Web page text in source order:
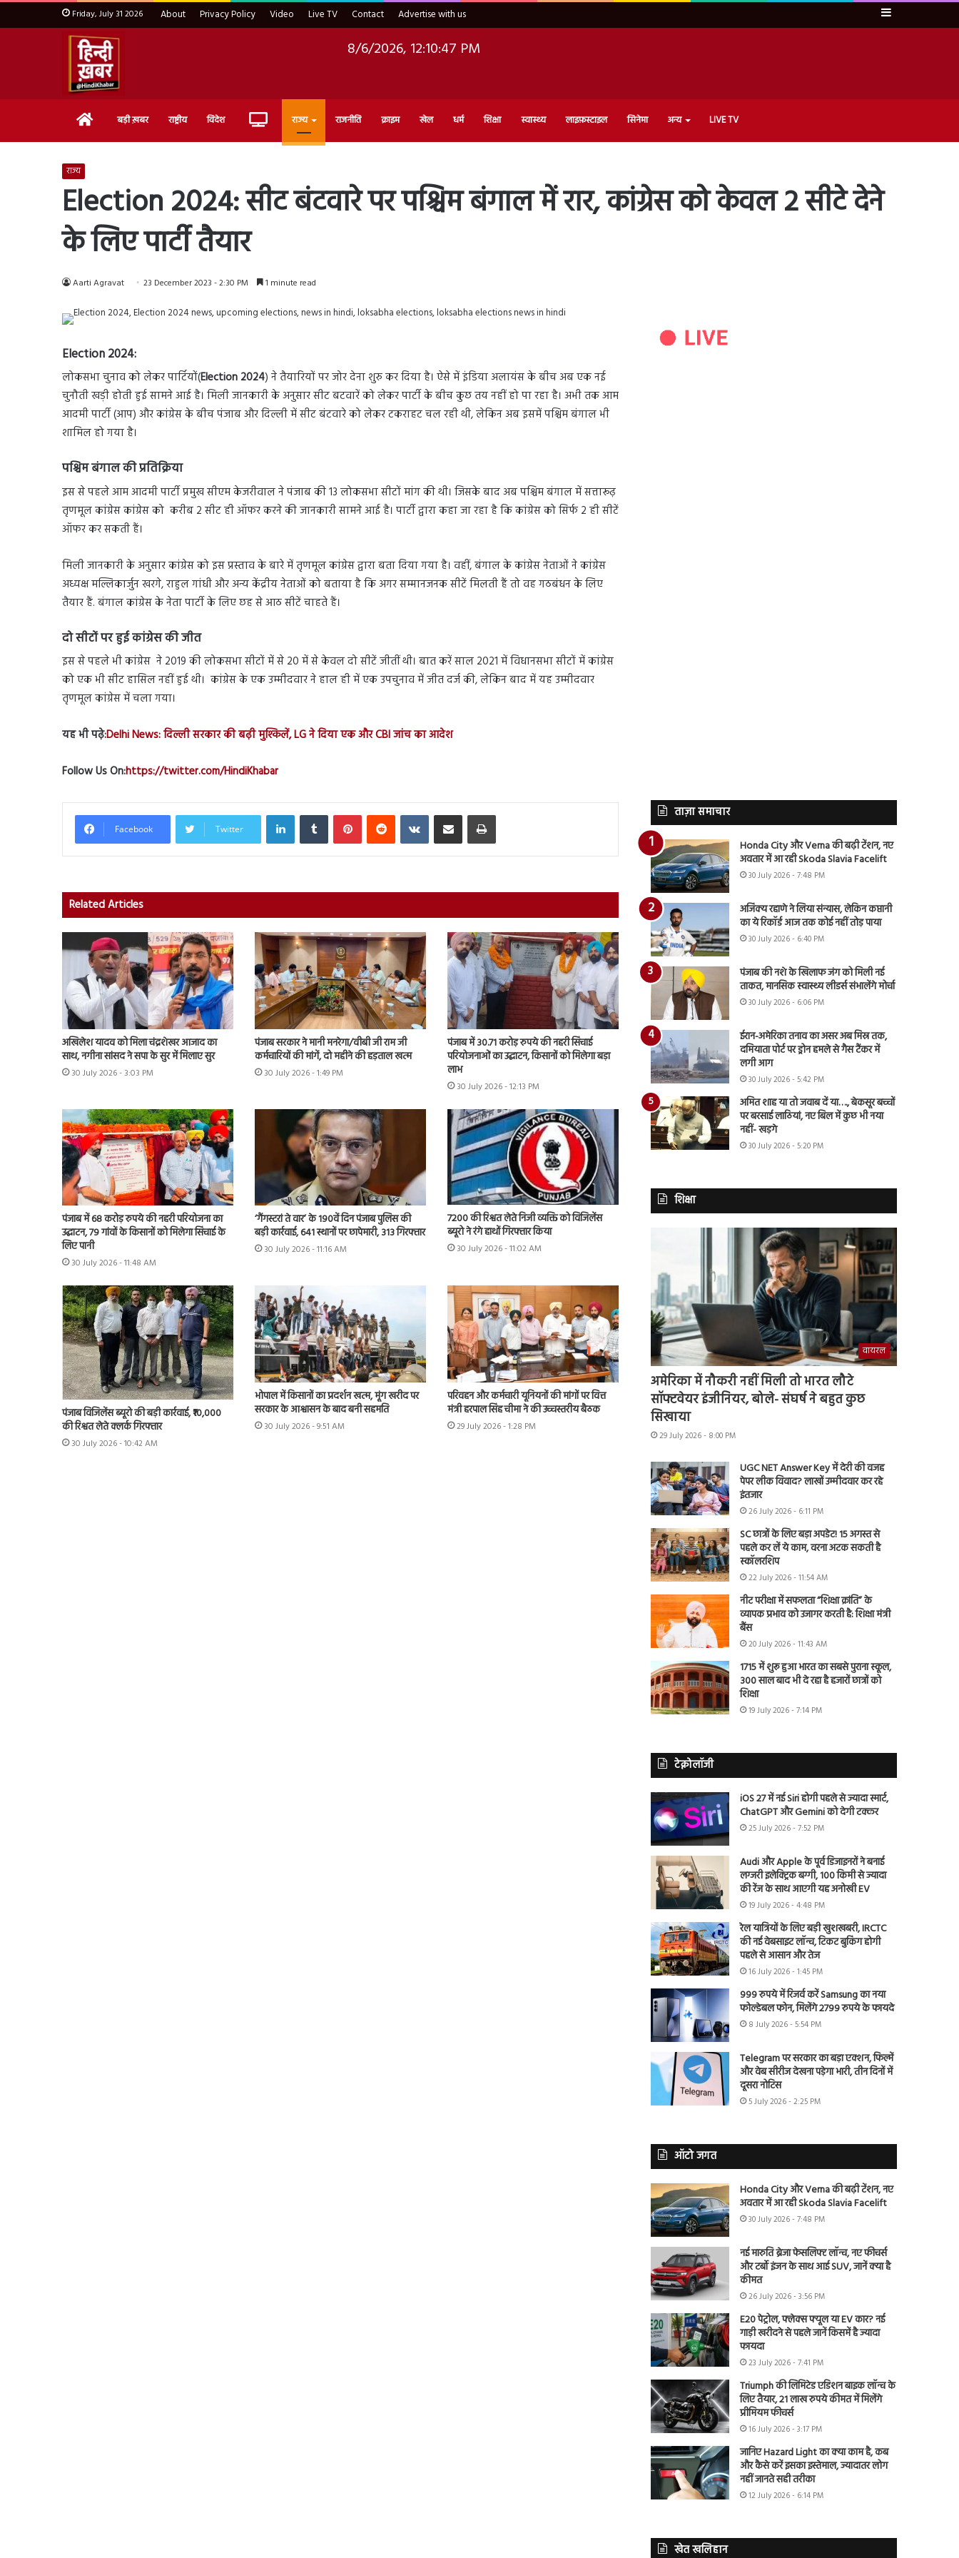
Friday, July 31 2026 About Privacy Policy Video Live TV Contact Advertise with us Sidebar
8/6/2026, 12:10:49 PM
Home बड़ी ख़बर राष्ट्रीय विदेश Live राज्य राजनीति क्राइम खेल धर्म शिक्षा स्वास्थ्य लाइफ़स्टाइल सिनेमा अन्य LIVE TV
राज्य
Election 2024: सीट बंटवारे पर पश्चिम बंगाल में रार, कांग्रेस को केवल 2 सीटे देने
के लिए पार्टी तैयार
Aarti Agravat 23 December 2023 - 2:30 PM 1 minute read
Election 2024:
लोकसभा चुनाव को लेकर पार्टियों(Election 2024) ने तैयारियों पर जोर देना शुरु कर दिया है। ऐसे में इंडिया अलायंस के बीच अब एक नई
चुनौती खड़ी होती हुई सामने आई है। मिली जानकारी के अनुसार सीट बटवारें को लेकर पार्टी के बीच कुछ तय नहीं हो पा रहा है। अभी तक आम
आदमी पार्टी (आप) और कांग्रेस के बीच पंजाब और दिल्ली में सीट बंटवारे को लेकर टकराहट चल रही थी, लेकिन अब इसमें पश्चिम बंगाल भी
शामिल हो गया है।
पश्चिम बंगाल की प्रतिक्रिया
इस से पहले आम आदमी पार्टी प्रमुख सीएम केजरीवाल ने पंजाब की 13 लोकसभा सीटों मांग की थी। जिसके बाद अब पश्चिम बंगाल में सत्तारूढ़
तृणमूल कांग्रेस कांग्रेस को करीब 2 सीट ही ऑफर करने की जानकारी सामने आई है। पार्टी द्वारा कहा जा रहा है कि कांग्रेस को सिर्फ 2 ही सीटें
ऑफर कर सकती हैं।
मिली जानकारी के अनुसार कांग्रेस को इस प्रस्ताव के बारे में तृणमूल कांग्रेस द्वारा बता दिया गया है। वहीं, बंगाल के कांग्रेस नेताओं ने कांग्रेस
अध्यक्ष मल्लिकार्जुन खरगे, राहुल गांधी और अन्य केंद्रीय नेताओं को बताया है कि अगर सम्मानजनक सीटें मिलती हैं तो वह गठबंधन के लिए
तैयार हैं. बंगाल कांग्रेस के नेता पार्टी के लिए छह से आठ सीटें चाहते हैं।
दो सीटों पर हुई कांग्रेस की जीत
इस से पहले भी कांग्रेस ने 2019 की लोकसभा सीटों में से 20 में से केवल दो सीटें जीतीं थी। बात करें साल 2021 में विधानसभा सीटों में कांग्रेस
को एक भी सीट हासिल नहीं हुई थी। कांग्रेस के एक उम्मीदवार ने हाल ही में एक उपचुनाव में जीत दर्ज की, लेकिन बाद में यह उम्मीदवार
तृणमूल कांग्रेस में चला गया।
यह भी पढ़े:Delhi News: दिल्ली सरकार की बढ़ी मुश्किलें, LG ने दिया एक और CBI जांच का आदेश
Follow Us On:https://twitter.com/HindiKhabar
Facebook Twitter
LinkedInTumblr PinterestReddit VKontakteShare via Email Print
Related Articles
अखिलेश यादव को मिला चंद्रशेखर आजाद का
साथ, नगीना सांसद ने सपा के सुर में मिलाए सुर
30 July 2026 - 3:03 PM
पंजाब सरकार ने मानी मनरेगा/वीबी जी राम जी
कर्मचारियों की मांगें, दो महीने की हड़ताल खत्म
30 July 2026 - 1:49 PM
पंजाब में 30.71 करोड़ रुपये की नहरी सिंचाई
परियोजनाओं का उद्घाटन, किसानों को मिलेगा बड़ा
लाभ
30 July 2026 - 12:13 PM
पंजाब में 68 करोड़ रुपये की नहरी परियोजना का
उद्घाटन, 79 गांवों के किसानों को मिलेगा सिंचाई के
लिए पानी
30 July 2026 - 11:48 AM
‘गैंगस्टरां ते वार’ के 190वें दिन पंजाब पुलिस की
बड़ी कार्रवाई, 641 स्थानों पर छापेमारी, 313 गिरफ्तार
30 July 2026 - 11:16 AM
7200 की रिश्वत लेते निजी व्यक्ति को विजिलेंस
ब्यूरो ने रंगे हाथों गिरफ्तार किया
30 July 2026 - 11:02 AM
पंजाब विजिलेंस ब्यूरो की बड़ी कार्रवाई, ₹10,000
की रिश्वत लेते क्लर्क गिरफ्तार
30 July 2026 - 10:42 AM
भोपाल में किसानों का प्रदर्शन खत्म, मूंग खरीद पर
सरकार के आश्वासन के बाद बनी सहमति
30 July 2026 - 9:51 AM
परिवहन और कर्मचारी यूनियनों की मांगों पर वित्त
मंत्री हरपाल सिंह चीमा ने की उच्चस्तरीय बैठक
29 July 2026 - 1:28 PM
ताज़ा समाचार
Honda City और Verna की बढ़ी टेंशन, नए
अवतार में आ रही Skoda Slavia Facelift
30 July 2026 - 7:48 PM
अजिंक्य रहाणे ने लिया संन्यास, लेकिन कप्तानी
का ये रिकॉर्ड आज तक कोई नहीं तोड़ पाया
30 July 2026 - 6:40 PM
पंजाब की नशे के खिलाफ जंग को मिली नई
ताकत, मानसिक स्वास्थ्य लीडर्स संभालेंगे मोर्चा
30 July 2026 - 6:06 PM
ईरान-अमेरिका तनाव का असर अब मिस्र तक,
दमियाता पोर्ट पर ड्रोन हमले से गैस टैंकर में
लगी आग
30 July 2026 - 5:42 PM
अमित शाह या तो जवाब दें या…., बेकसूर बच्चों
पर बरसाई लाठियां, नए बिल में कुछ भी नया
नहीं- खड़गे
30 July 2026 - 5:20 PM
शिक्षा
वायरल
अमेरिका में नौकरी नहीं मिली तो भारत लौटे
सॉफ्टवेयर इंजीनियर, बोले- संघर्ष ने बहुत कुछ
सिखाया
29 July 2026 - 8:00 PM
UGC NET Answer Key में देरी की वजह
पेपर लीक विवाद? लाखों उम्मीदवार कर रहे
इंतजार
26 July 2026 - 6:11 PM
SC छात्रों के लिए बड़ा अपडेट! 15 अगस्त से
पहले कर लें ये काम, वरना अटक सकती है
स्कॉलरशिप
22 July 2026 - 11:54 AM
नीट परीक्षा में सफलता “शिक्षा क्रांति” के
व्यापक प्रभाव को उजागर करती है: शिक्षा मंत्री
बैंस
20 July 2026 - 11:43 AM
1715 में शुरू हुआ भारत का सबसे पुराना स्कूल,
300 साल बाद भी दे रहा है हजारों छात्रों को
शिक्षा
19 July 2026 - 7:14 PM
टेक्नोलॉजी
iOS 27 में नई Siri होगी पहले से ज्यादा स्मार्ट,
ChatGPT और Gemini को देगी टक्कर
25 July 2026 - 7:52 PM
Audi और Apple के पूर्व डिजाइनरों ने बनाई
लग्जरी इलेक्ट्रिक बग्गी, 100 किमी से ज्यादा
की रेंज के साथ आएगी यह अनोखी EV
19 July 2026 - 4:48 PM
रेल यात्रियों के लिए बड़ी खुशखबरी, IRCTC
की नई वेबसाइट लॉन्च, टिकट बुकिंग होगी
पहले से आसान और तेज
16 July 2026 - 1:45 PM
999 रुपये में रिजर्व करें Samsung का नया
फोल्डेबल फोन, मिलेंगे 2799 रुपये के फायदे
8 July 2026 - 5:54 PM
Telegram पर सरकार का बड़ा एक्शन, फिल्में
और वेब सीरीज देखना पड़ेगा भारी, तीन दिनों में
दूसरा नोटिस
5 July 2026 - 2:25 PM
ऑटो जगत
Honda City और Verna की बढ़ी टेंशन, नए
अवतार में आ रही Skoda Slavia Facelift
30 July 2026 - 7:48 PM
नई मारुति ब्रेजा फेसलिफ्ट लॉन्च, नए फीचर्स
और टर्बो इंजन के साथ आई SUV, जानें क्या है
कीमत
26 July 2026 - 3:56 PM
E20 पेट्रोल, फ्लेक्स फ्यूल या EV कार? नई
गाड़ी खरीदने से पहले जानें किसमें है ज्यादा
फायदा
23 July 2026 - 7:41 PM
Triumph की लिमिटेड एडिशन बाइक लॉन्च के
लिए तैयार, 21 लाख रुपये कीमत में मिलेंगे
प्रीमियम फीचर्स
16 July 2026 - 3:17 PM
जानिए Hazard Light का क्या काम है, कब
और कैसे करें इसका इस्तेमाल, ज्यादातर लोग
नहीं जानते सही तरीका
12 July 2026 - 6:14 PM
खेत खलिहान